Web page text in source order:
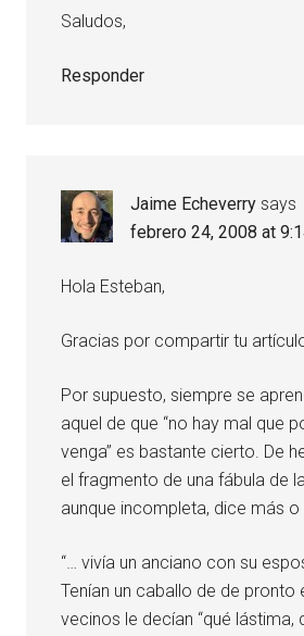
Saludos,
Responder
Jaime Echeverry says
febrero 24, 2008 at
Hola Esteban,
Gracias por compartir tu
Por supuesto, siempre se
aquel de que “no hay mal que
venga” es bastante cierto. De
el fragmento de una fábula de
aunque incompleta, dice más
“… vivía un anciano con su
Tenían un caballo de de pronto
vecinos le decían “qué lástima,